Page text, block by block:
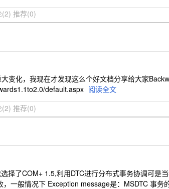
(2) 推荐(0)
变化，我现在才发现这么个好文档分享给大家
default.aspx 阅读全文
(2) 推荐(0)
择了COM+ 1.5,利用DTC进行分布式事务协调可是
一般情况下 Exception message是：MSDTC 事